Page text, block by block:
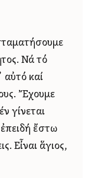
Νά τό
αὐτό καί
Ἔχουμε
γίνεται
ἐπειδή ἔστω
Εἶναι ἅγιος,